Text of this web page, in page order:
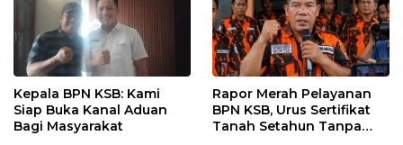
Kepala BPN KSB: Kami
Siap Buka Kanal Aduan
Bagi Masyarakat
Rapor Merah Pelayanan
BPN KSB, Urus Sertifikat
Tanah Setahun Tanpa